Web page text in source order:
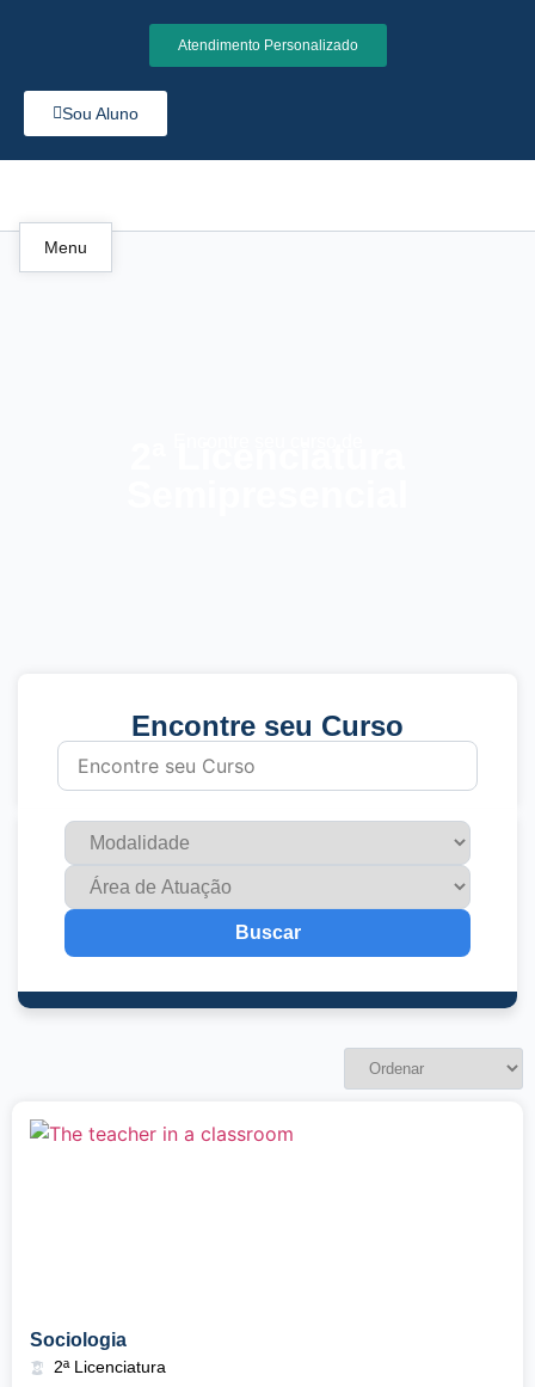
Atendimento Personalizado
Sou Aluno
Menu
Encontre seu Curso
Buscar
Sociologia
2ª Licenciatura